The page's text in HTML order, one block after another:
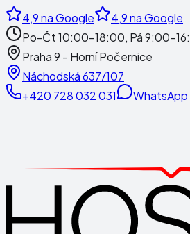
4,9na Google 4,9na Google
Po-Čt 10:00-18:00, Pá 9:00-
Praha 9 - Horní Počernice
Náchodská 637/107
+420 728 032 031
WhatsApp